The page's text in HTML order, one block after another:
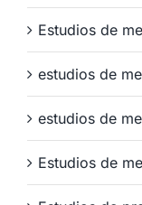
Estudios de
estudios de
estudios de
Estudios de